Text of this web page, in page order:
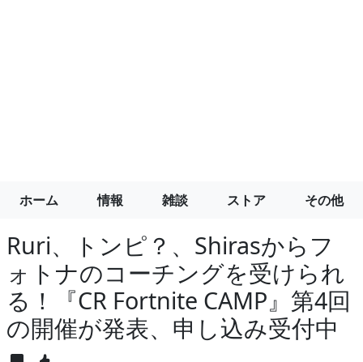
ホーム 情報 雑談 ストア その他
Ruri、トンピ？、Shirasからフ
ォトナのコーチングを受けられ
る！『CR Fortnite CAMP』第4回
の開催が発表、申し込み受付中